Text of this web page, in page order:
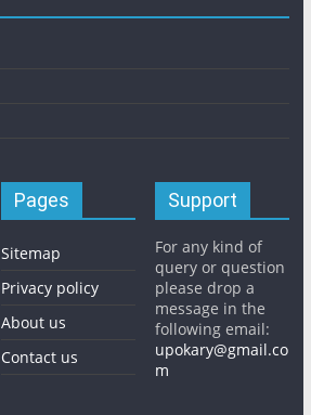
Pages
Sitemap
Privacy policy
About us
Contact us
Support
For any kind of
query or question
please drop a
message in the
following email:
upokary@gmail.co
m